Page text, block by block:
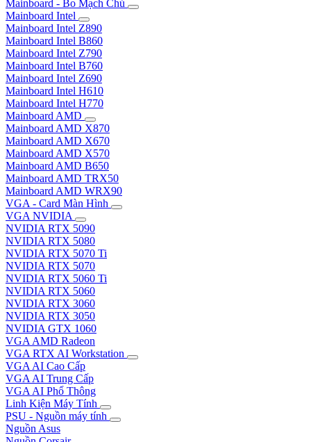
Mainboard - Bo Mạch Chủ
Mainboard Intel
Mainboard Intel Z890
Mainboard Intel B860
Mainboard Intel Z790
Mainboard Intel B760
Mainboard Intel Z690
Mainboard Intel H610
Mainboard Intel H770
Mainboard AMD
Mainboard AMD X870
Mainboard AMD X670
Mainboard AMD X570
Mainboard AMD B650
Mainboard AMD TRX50
Mainboard AMD WRX90
VGA - Card Màn Hình
VGA NVIDIA
NVIDIA RTX 5090
NVIDIA RTX 5080
NVIDIA RTX 5070 Ti
NVIDIA RTX 5070
NVIDIA RTX 5060 Ti
NVIDIA RTX 5060
NVIDIA RTX 3060
NVIDIA RTX 3050
NVIDIA GTX 1060
VGA AMD Radeon
VGA RTX AI Workstation
VGA AI Cao Cấp
VGA AI Trung Cấp
VGA AI Phổ Thông
Linh Kiện Máy Tính
PSU - Nguồn máy tính
Nguồn Asus